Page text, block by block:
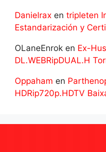
Danielrax en tripleten
Estandarización y
OLaneEnrok en Ex-
DL.WEBRipDUAL.H
Oppaham en
HDRip720p.HDTV